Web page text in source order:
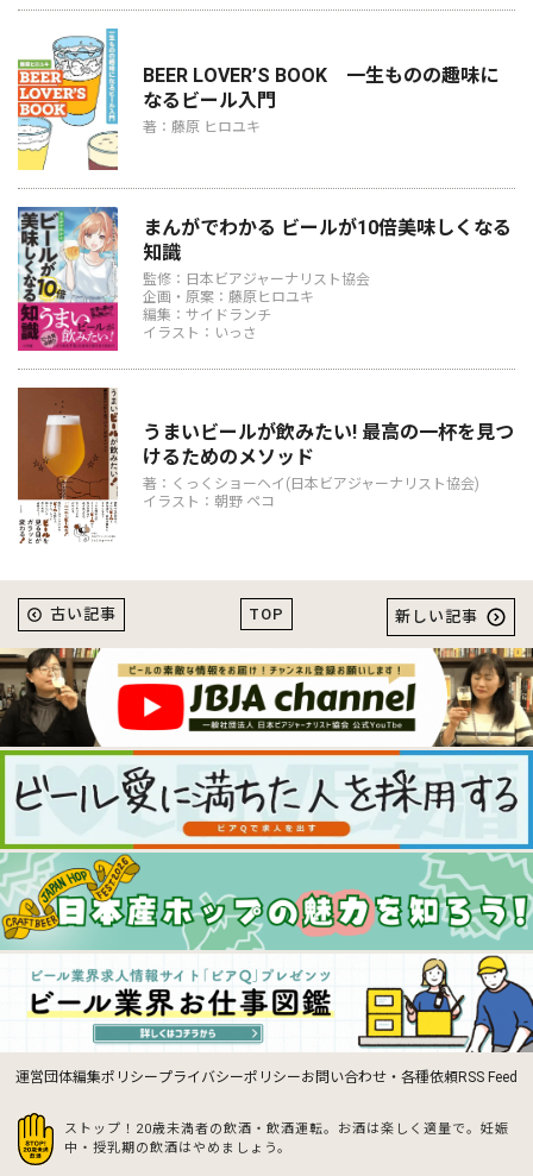
BEER LOVER’S BOOK 一生ものの趣味に
なるビール入門
著：藤原 ヒロユキ
まんがでわかる ビールが10倍美味しくなる
知識
監修：日本ビアジャーナリスト協会
企画・原案：藤原ヒロユキ
編集：サイドランチ
イラスト：いっさ
うまいビールが飲みたい! 最高の一杯を見つ
けるためのメソッド
著：くっくショーヘイ(日本ビアジャーナリスト協会)
イラスト：朝野 ペコ
TOP
古い記事 新しい記事
運営団体編集ポリシープライバシーポリシーお問い合わせ・各種依頼RSS Feed
ストップ！20歳未満者の飲酒・飲酒運転。お酒は楽しく適量で。 妊娠
中・授乳期の飲酒はやめましょう。